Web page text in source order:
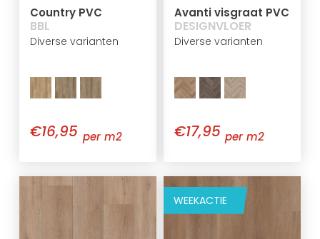
Country PVC
BBL
Diverse varianten
€16,95 per m2
Avanti visgraat PVC
DESIGNVLOER
Diverse varianten
€17,95 per m2
WEEKACTIE